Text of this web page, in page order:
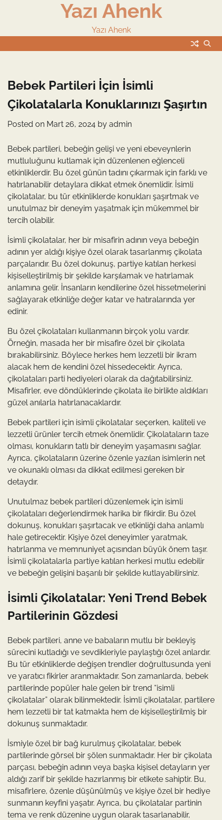
Yazı Ahenk
Yazı Ahenk
Bebek Partileri İçin İsimli
Çikolatalarla Konuklarınızı Şaşırtın
Posted on Mart 26, 2024 by admin
Bebek partileri, bebeğin gelişi ve yeni ebeveynlerin
mutluluğunu kutlamak için düzenlenen eğlenceli
etkinliklerdir. Bu özel günün tadını çıkarmak için farklı ve
hatırlanabilir detaylara dikkat etmek önemlidir. İsimli
çikolatalar, bu tür etkinliklerde konukları şaşırtmak ve
unutulmaz bir deneyim yaşatmak için mükemmel bir
tercih olabilir.
İsimli çikolatalar, her bir misafirin adının veya bebeğin
adının yer aldığı kişiye özel olarak tasarlanmış çikolata
parçalarıdır. Bu özel dokunuş, partiye katılan herkesi
kişiselleştirilmiş bir şekilde karşılamak ve hatırlamak
anlamına gelir. İnsanların kendilerine özel hissetmelerini
sağlayarak etkinliğe değer katar ve hatıralarında yer
edinir.
Bu özel çikolataları kullanmanın birçok yolu vardır.
Örneğin, masada her bir misafire özel bir çikolata
bırakabilirsiniz. Böylece herkes hem lezzetli bir ikram
alacak hem de kendini özel hissedecektir. Ayrıca,
çikolataları parti hediyeleri olarak da dağıtabilirsiniz.
Misafirler, eve döndüklerinde çikolata ile birlikte aldıkları
güzel anılarla hatırlanacaklardır.
Bebek partileri için isimli çikolatalar seçerken, kaliteli ve
lezzetli ürünler tercih etmek önemlidir. Çikolataların taze
olması, konukların tatlı bir deneyim yaşamasını sağlar.
Ayrıca, çikolataların üzerine özenle yazılan isimlerin net
ve okunaklı olması da dikkat edilmesi gereken bir
detaydır.
Unutulmaz bebek partileri düzenlemek için isimli
çikolataları değerlendirmek harika bir fikirdir. Bu özel
dokunuş, konukları şaşırtacak ve etkinliği daha anlamlı
hale getirecektir. Kişiye özel deneyimler yaratmak,
hatırlanma ve memnuniyet açısından büyük önem taşır.
İsimli çikolatalarla partiye katılan herkesi mutlu edebilir
ve bebeğin gelişini başarılı bir şekilde kutlayabilirsiniz.
İsimli Çikolatalar: Yeni Trend Bebek
Partilerinin Gözdesi
Bebek partileri, anne ve babaların mutlu bir bekleyiş
sürecini kutladığı ve sevdikleriyle paylaştığı özel anlardır.
Bu tür etkinliklerde değişen trendler doğrultusunda yeni
ve yaratıcı fikirler aranmaktadır. Son zamanlarda, bebek
partilerinde popüler hale gelen bir trend “isimli
çikolatalar” olarak bilinmektedir. İsimli çikolatalar, partilere
hem lezzetli bir tat katmakta hem de kişiselleştirilmiş bir
dokunuş sunmaktadır.
İsmiyle özel bir bağ kurulmuş çikolatalar, bebek
partilerinde görsel bir şölen sunmaktadır. Her bir çikolata
parçası, bebeğin adının veya başka kişisel detayların yer
aldığı zarif bir şekilde hazırlanmış bir etikete sahiptir. Bu,
misafirlere, özenle düşünülmüş ve kişiye özel bir hediye
sunmanın keyfini yaşatır. Ayrıca, bu çikolatalar partinin
tema ve renk düzenine uygun olarak tasarlanabilir,